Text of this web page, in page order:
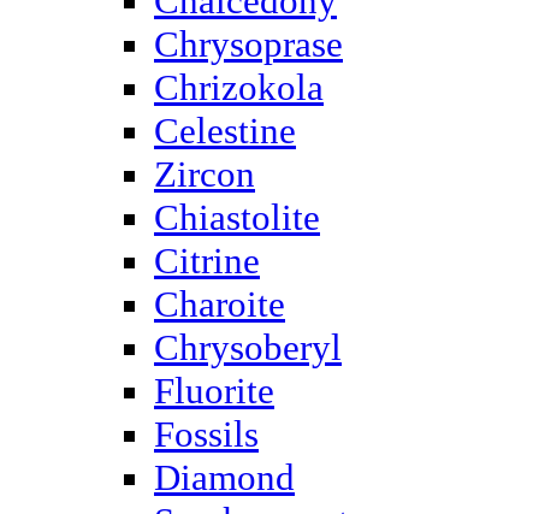
Chrysoprase
Chrizokola
Celestine
Zircon
Chiastolite
Citrine
Charoite
Chrysoberyl
Fluorite
Fossils
Diamond